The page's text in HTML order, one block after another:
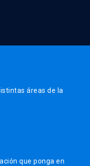
áreas de la
que ponga en